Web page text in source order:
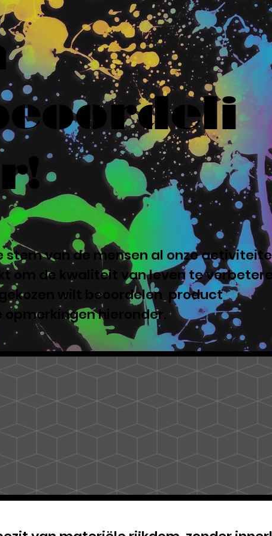
van de mensen al onze
om de kwaliteit van leven te
wilt beoordelen product
hieronder.